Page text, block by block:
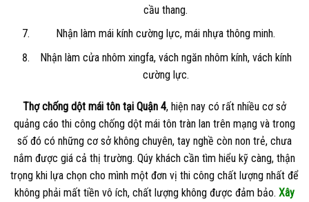
cầu thang.
Nhận làm mái kính cường lực, mái nhựa thông minh.
Nhận làm cửa nhôm xingfa, vách ngăn nhôm kính, vách kính
cường lực.
​Thợ chống dột mái tôn tại Quận 4, hiện nay có rất nhiều cơ sở
quảng cáo thi công chống dột mái tôn tràn lan trên mạng và trong
số đó có những cơ sở không chuyên, tay nghề còn non trẻ, chưa
nắm được giá cả thị trường. Qúy khách cần tìm hiểu kỹ càng, thận
trọng khi lựa chọn cho mình một đơn vị thi công chất lượng nhất để
không phải mất tiền vô ích, chất lượng không được đảm bảo. Xây